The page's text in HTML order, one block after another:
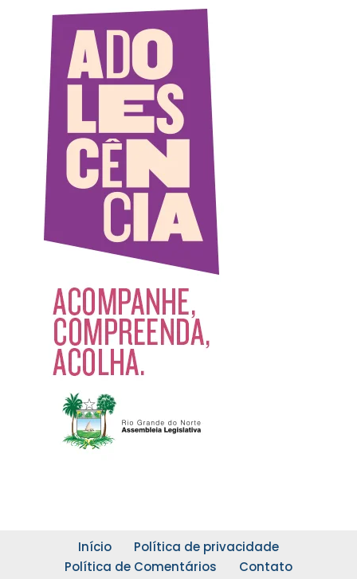
Início
Política de privacidade
Política de Comentários
Contato